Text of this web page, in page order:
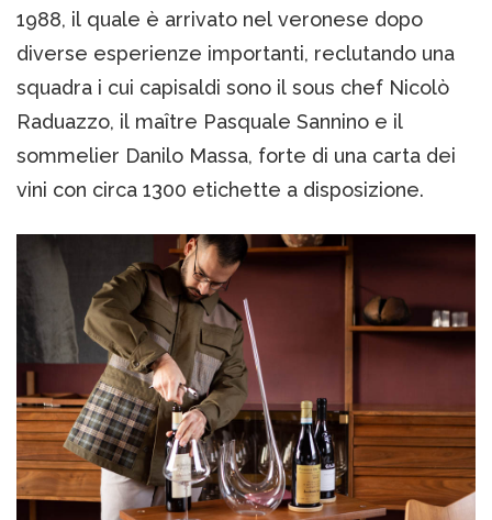
1988, il quale è arrivato nel veronese dopo
diverse esperienze importanti, reclutando una
squadra i cui capisaldi sono il sous chef Nicolò
Raduazzo, il maître Pasquale Sannino e il
sommelier Danilo Massa, forte di una carta dei
vini con circa 1300 etichette a disposizione.